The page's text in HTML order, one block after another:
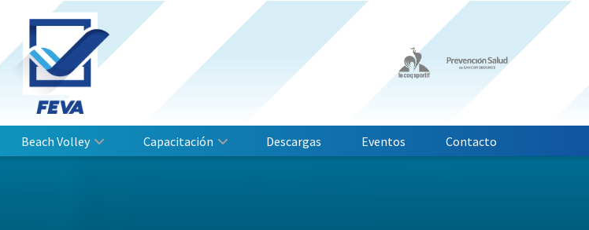
Beach Volley Capacitación Descargas Eventos Contacto